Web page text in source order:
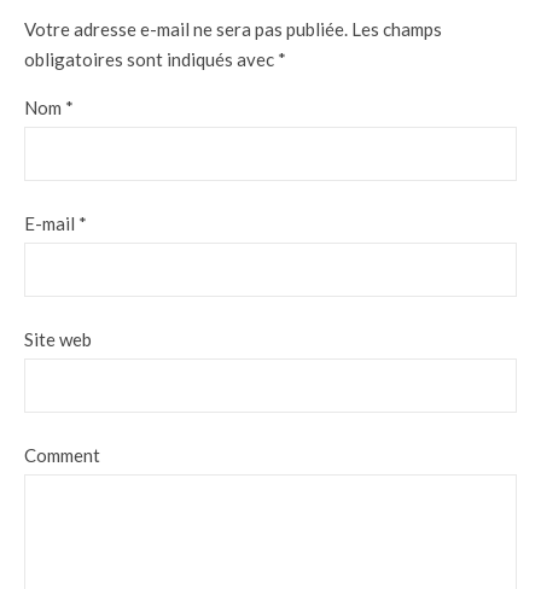
Votre adresse e-mail ne sera pas publiée. Les champs
obligatoires sont indiqués avec *
Nom *
E-mail *
Site web
Comment